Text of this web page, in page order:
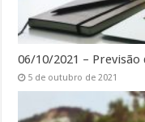
06/10/2021 –
5 de outubro de 2021